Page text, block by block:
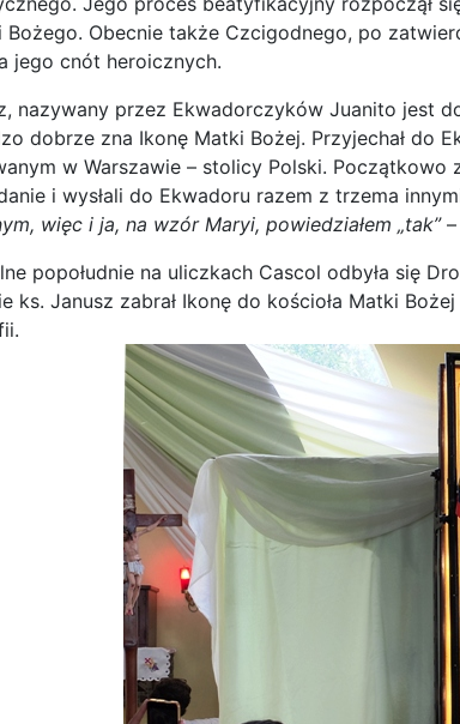
Bożego. Obecnie także Czcigodnego, po
jego cnót heroicznych.
nazywany przez Ekwadorczyków Juanito jest
dobrze zna Ikonę Matki Bożej. Przyjechał do
w Warszawie – stolicy Polski.
i wysłali do Ekwadoru razem z trzema
więc i ja, na wzór Maryi, powiedziałem „tak”–
popołudnie na uliczkach Cascol odbyła się
ks. Janusz zabrał Ikonę do kościoła Matki